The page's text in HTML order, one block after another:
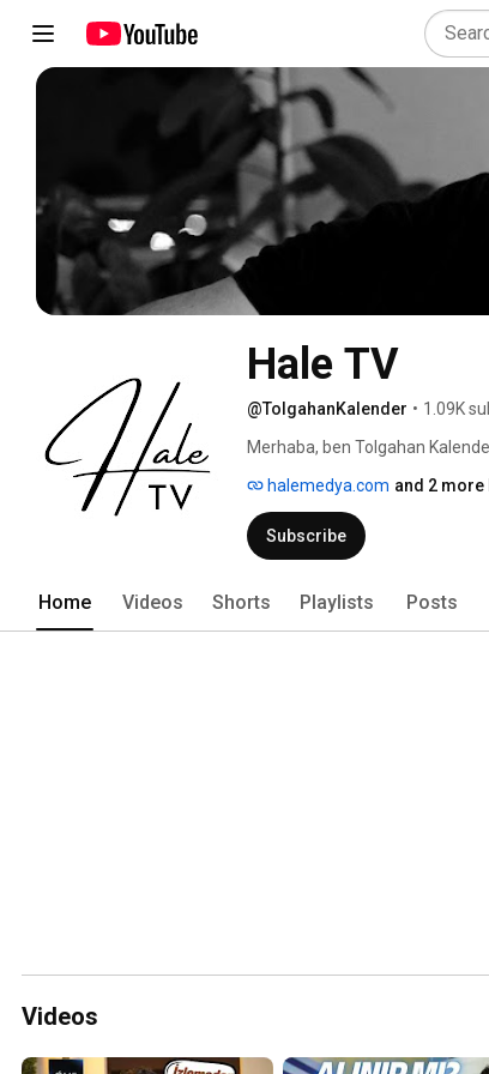
Hale TV
@TolgahanKalender • 1.09K
Merhaba, ben Tolgahan
halemedya.com and 2 more
Subscribe
Home Videos Shorts Playlists Posts
Videos